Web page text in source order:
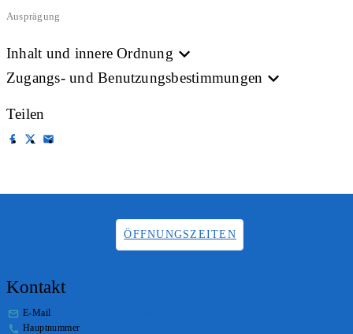
Ausprägung
Inhalt und innere Ordnung
Zugangs- und Benutzungsbestimmungen
Teilen
ÖFFNUNGSZEITEN
Kontakt
E-Mail
Hauptnummer